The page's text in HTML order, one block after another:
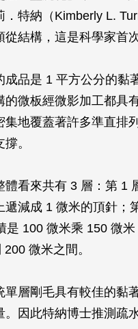
．特納（Kimberly L.
結構，這是科學家首
成品是 1 平方公分的黏
的微板經微影加工都具
集地覆蓋著許多準直排
。
體看來共有 3 層：第 1
遞減成 1 微米的頂針；
是 100 微米乘 150 微
微米之間。
單層剛毛具有較佳的黏
。因此特納博士推測疏